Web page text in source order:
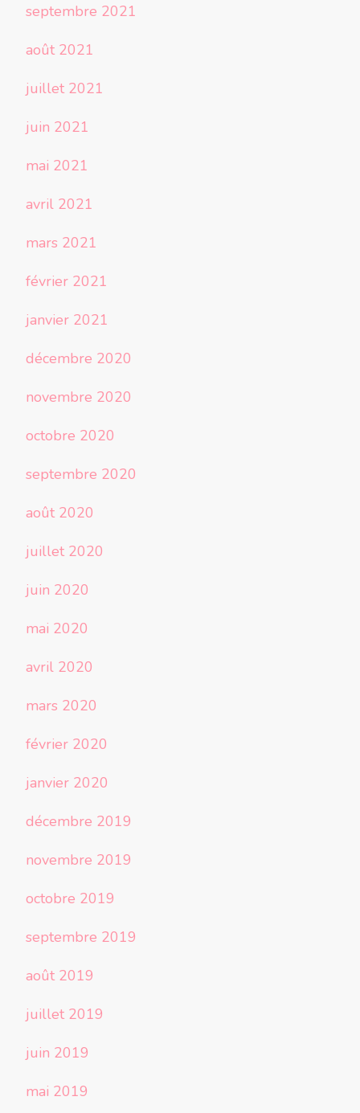
septembre 2021
août 2021
juillet 2021
juin 2021
mai 2021
avril 2021
mars 2021
février 2021
janvier 2021
décembre 2020
novembre 2020
octobre 2020
septembre 2020
août 2020
juillet 2020
juin 2020
mai 2020
avril 2020
mars 2020
février 2020
janvier 2020
décembre 2019
novembre 2019
octobre 2019
septembre 2019
août 2019
juillet 2019
juin 2019
mai 2019